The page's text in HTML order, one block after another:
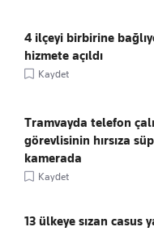
4 ilçeyi birbirine
hizmete açıldı
Kaydet
Tramvayda telefon
görevlisinin hırsıza
kamerada
Kaydet
13 ülkeye sızan casus